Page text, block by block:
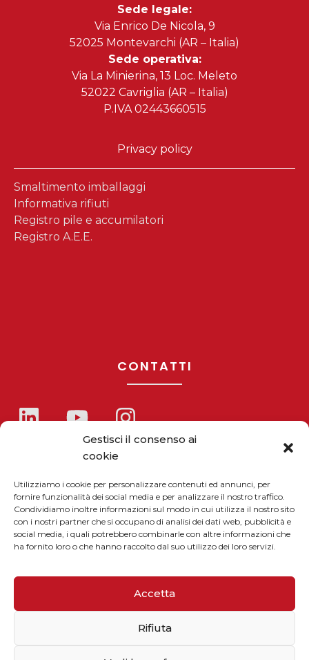
Gestisci il consenso ai
cookie
Utilizziamo i cookie per personalizzare contenuti ed annunci, per
fornire funzionalità dei social media e per analizzare il nostro traffico.
Condividiamo inoltre informazioni sul modo in cui utilizza il nostro sito
con i nostri partner che si occupano di analisi dei dati web, pubblicità e
social media, i quali potrebbero combinarle con altre informazioni che
ha fornito loro o che hanno raccolto dal suo utilizzo dei loro servizi.
Accetta
Rifiuta
Sede legale:
Via Enrico De Nicola, 9
52025 Montevarchi (AR – Italia)
Sede operativa:
Via La Minierina, 13 Loc. Meleto
52022 Cavriglia (AR – Italia)
P.IVA 02443660515
Privacy policy
Smaltimento imballaggi
Informativa rifiuti
Registro pile e accumilatori
Registro A.E.E.
CONTATTI
Telefono / Fax
sales@solarmg.it
support@solarmg.it